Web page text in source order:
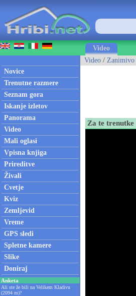
Video
Novice
Trenutne razmere
Seznam gora
Iskanje izletov
Panorama
Video
Mali oglasi
Vpisna knjiga
Prireditve
Živali
Cvetje
Kviz
Zemljevid
Vreme
GPS sledi
Spletne kamere
Slike
Doniraj
Anketa
Ali ste že bili na Velikem Kladivu
(2094 m)?
Video / Zanimivo
Za te trenutke